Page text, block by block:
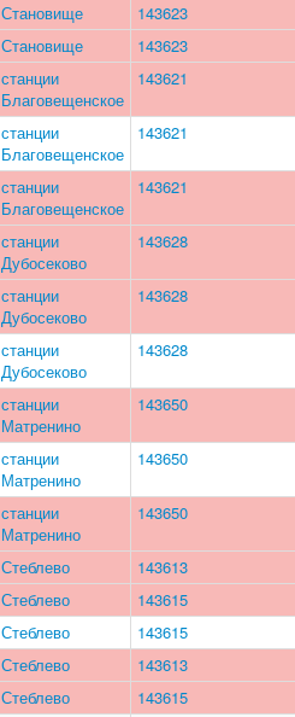
Становище
143623
Становище
143623
станции
Благовещенское
143621
станции
Благовещенское
143621
станции
Благовещенское
143621
станции
Дубосеково
143628
станции
Дубосеково
143628
станции
Дубосеково
143628
станции
Матренино
143650
станции
Матренино
143650
станции
Матренино
143650
Стеблево
143613
Стеблево
143615
Стеблево
143615
Стеблево
143613
Стеблево
143615